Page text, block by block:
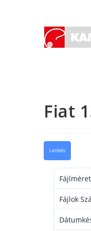
Fiat
Letöltés
Fájlméret
Fájlok